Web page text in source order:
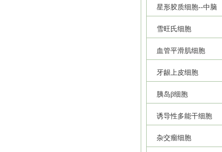
星形胶质细胞--中脑
雪旺氏细胞
血管平滑肌细胞
牙龈上皮细胞
胰岛β细胞
诱导性多能干细胞
杂交瘤细胞